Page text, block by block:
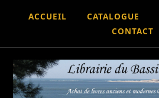
ACCUEIL CATALOGUE
CONTACT